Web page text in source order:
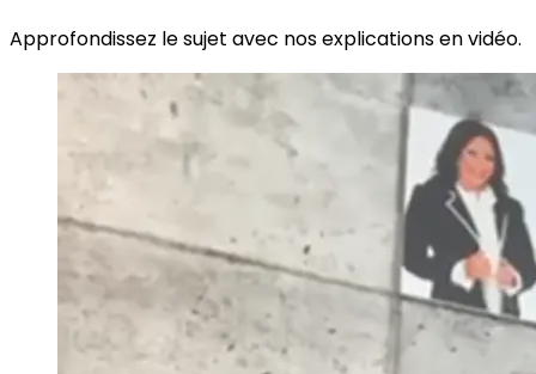
Approfondissez le sujet avec nos explications en vidéo.